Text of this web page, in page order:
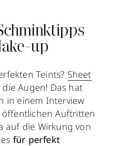
up
Teints? Sheet
Augen! Das hat
in einem Interview
Auftritten
auf die Wirkung von
für perfekt